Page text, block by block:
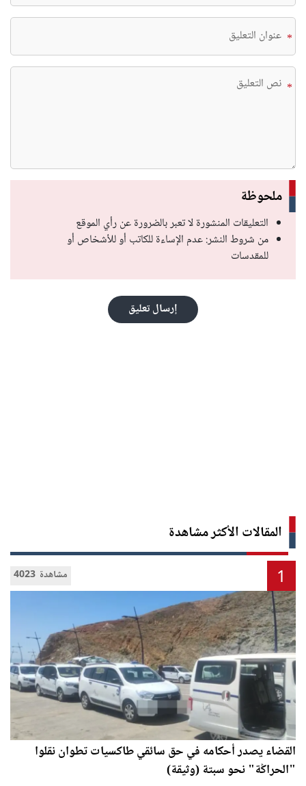
*
*
ملحوظة
التعليقات المنشورة لا تعبر بالضرورة عن رأي الموقع
من شروط النشر: عدم الإساءة للكاتب أو للأشخاص أو
للمقدسات
إرسال تعليق
المقالات الأكثر مشاهدة
4023 مشاهدة 1
القضاء يصدر أحكامه في حق سائقي طاكسيات تطوان نقلوا
"الحراݣة" نحو سبتة (وثيقة)